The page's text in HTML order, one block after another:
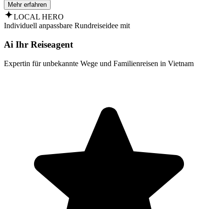
Mehr erfahren
LOCAL HERO
Individuell anpassbare Rundreiseidee mit
Ai Ihr Reiseagent
Expertin für unbekannte Wege und Familienreisen in Vietnam